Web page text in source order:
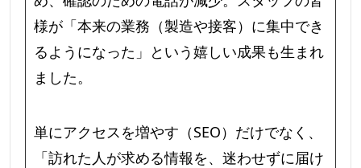
様が「本来の業務（製造や接客）に集中でき
るようになった」という嬉しい成果も生まれ
ました。
単にアクセスを増やす（SEO）だけでなく、
「訪れた人が求める情報を、迷わせずに届け